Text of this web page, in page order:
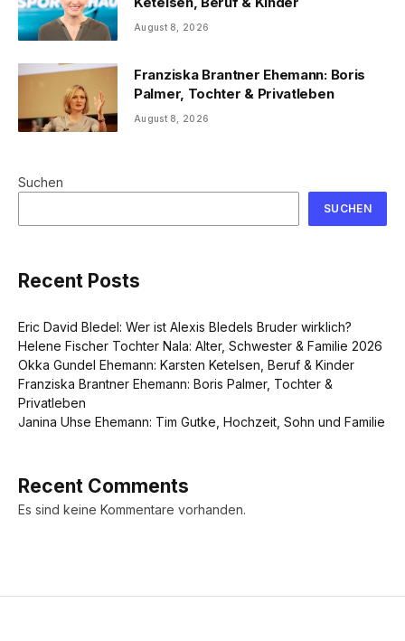
August 8, 2026
Franziska Brantner Ehemann: Boris
Palmer, Tochter & Privatleben
August 8, 2026
Suchen
SUCHEN
Recent Posts
Eric David Bledel: Wer ist Alexis Bledels Bruder wirklich?
Helene Fischer Tochter Nala: Alter, Schwester & Familie 2026
Okka Gundel Ehemann: Karsten Ketelsen, Beruf & Kinder
Franziska Brantner Ehemann: Boris Palmer, Tochter &
Privatleben
Janina Uhse Ehemann: Tim Gutke, Hochzeit, Sohn und Familie
Recent Comments
Es sind keine Kommentare vorhanden.